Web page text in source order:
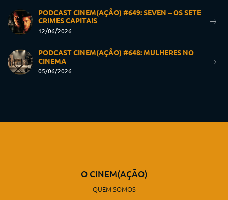
PODCAST CINEM(AÇÃO) #649: SEVEN – OS SETE
CRIMES CAPITAIS
12/06/2026
PODCAST CINEM(AÇÃO) #648: MULHERES NO
CINEMA
05/06/2026
O CINEM(AÇÃO)
QUEM SOMOS